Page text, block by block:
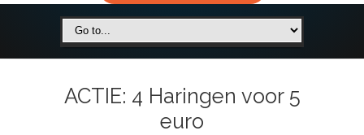
ACTIE: 4 Haringen voor 5
euro